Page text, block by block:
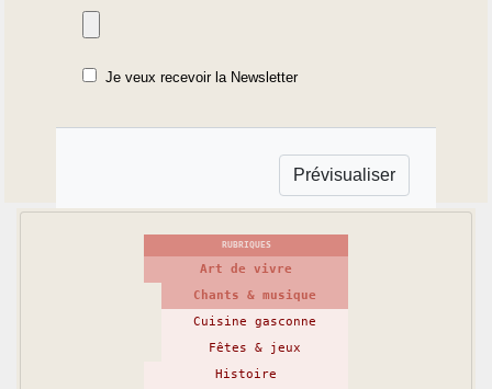
Je veux recevoir la Newsletter
RUBRIQUES
Art de vivre
Chants & musique
Cuisine gasconne
Fêtes & jeux
Histoire